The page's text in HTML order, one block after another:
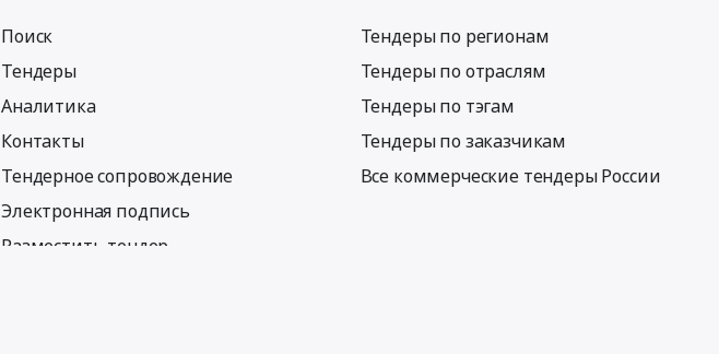
Поиск
Тендеры
Аналитика
Контакты
Тендерное сопровождение
Электронная подпись
Разместить тендер
Тендеры по регионам
Тендеры по отраслям
Тендеры по тэгам
Тендеры по заказчикам
Все коммерческие тендеры России